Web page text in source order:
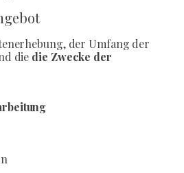
der Umfang der
die die Zwecke der